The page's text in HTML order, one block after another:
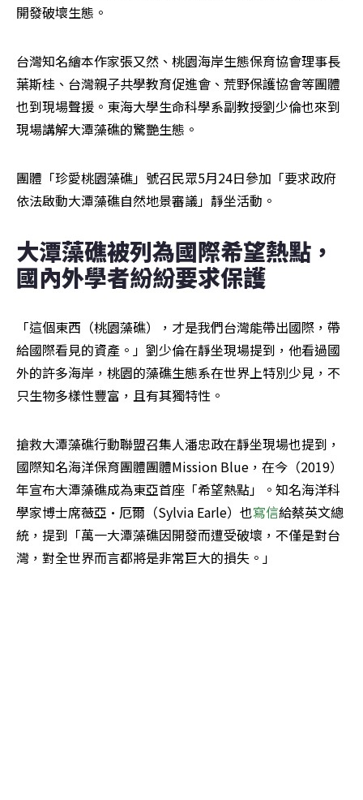
開發破壞生態。
台灣知名繪本作家張又然、桃園海岸生態保育協會理事長
葉斯桂、台灣親子共學教育促進會、荒野保護協會等團體
也到現場聲援。東海大學生命科學系副教授劉少倫也來到
現場講解大潭藻礁的驚艷生態。
團體「珍愛桃園藻礁」號召民眾5月24日參加「要求政府
依法啟動大潭藻礁自然地景審議」靜坐活動。
大潭藻礁被列為國際希望熱點，
國內外學者紛紛要求保護
「這個東西（桃園藻礁），才是我們台灣能帶出國際，帶
給國際看見的資產。」劉少倫在靜坐現場提到，他看過國
外的許多海岸，桃園的藻礁生態系在世界上特別少見，不
只生物多樣性豐富，且有其獨特性。
搶救大潭藻礁行動聯盟召集人潘忠政在靜坐現場也提到，
國際知名海洋保育團體團體Mission Blue，在今（2019）
年宣布大潭藻礁成為東亞首座「希望熱點」。知名海洋科
學家博士席薇亞·厄爾（Sylvia Earle）也寫信給蔡英文總
統，提到「萬一大潭藻礁因開發而遭受破壞，不僅是對台
灣，對全世界而言都將是非常巨大的損失。」